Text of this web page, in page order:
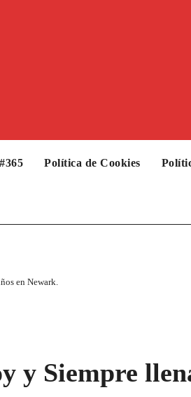
Política de Cookies
en Newark.
y Siempre